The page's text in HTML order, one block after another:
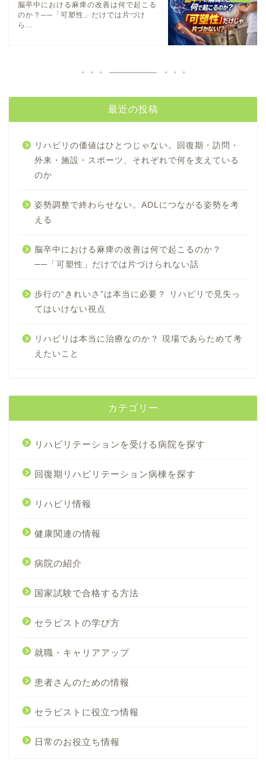
脳卒中における麻痺の改善は何で起こる
のか？──「可塑性」だけでは片づけ
ら...
最近の投稿
リハビリの価値はひとつじゃない。回復期・訪問・
外来・施設・スポーツ、それぞれで何を支えている
のか
姿勢調整で終わらせない。ADLにつながる姿勢を考
える
脳卒中における麻痺の改善は何で起こるのか？
──「可塑性」だけでは片づけられない話
歩行の“きれいさ”は本当に必要？ リハビリで見失っ
てはいけない視点
リハビリは本当に治療なのか？ 現場であらためて考
えたいこと
カテゴリー
リハビリテーションを受ける病院を探す
回復期リハビリテーション病棟を探す
リハビリ情報
健康関連の情報
病院の紹介
国家試験で合格する方法
セラピストの学び方
就職・キャリアアップ
患者さんのための情報
セラピストに役立つ情報
日常のお役立ち情報